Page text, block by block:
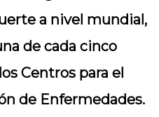
a nivel mundial,
de cada cinco
Centros para el
de Enfermedades.